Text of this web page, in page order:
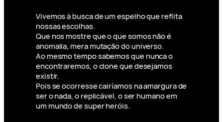
Vivemos à busca de um espelho que reflita
nossas escolhas.
Que nos mostre que o que somos não é
anomalia, mera mutação do universo.
Ao mesmo tempo sabemos que nunca o
encontraremos, o clone que desejamos
existir.
Pois se ocorresse cairíamos na amargura de
ser o nada, o replicável, o ser humano em
um mundo de super heróis.